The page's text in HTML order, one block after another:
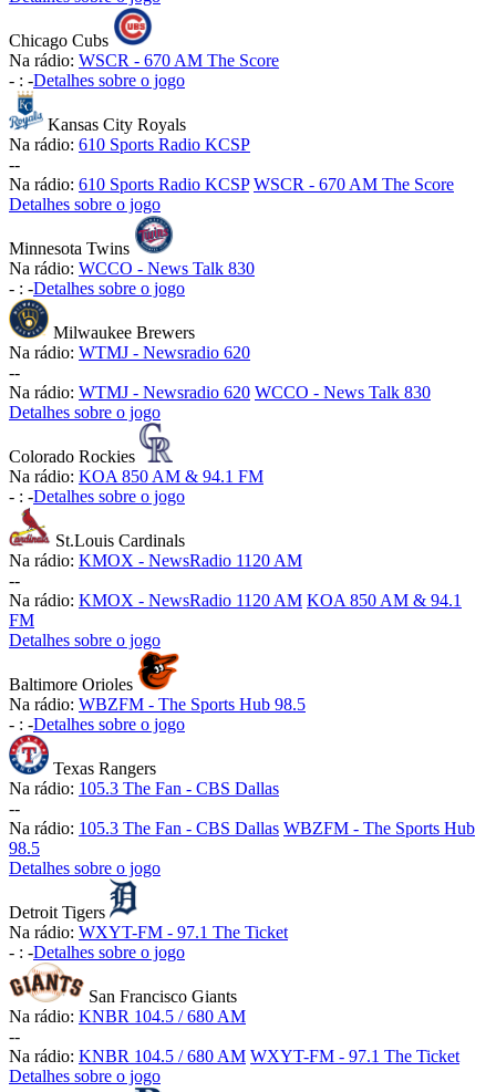
Chicago Cubs
Na rádio: WSCR - 670 AM The Score
- : -Detalhes sobre o jogo
Kansas City Royals
Na rádio: 610 Sports Radio KCSP
--
Na rádio: 610 Sports Radio KCSP WSCR - 670 AM The Score
Detalhes sobre o jogo
Minnesota Twins
Na rádio: WCCO - News Talk 830
- : -Detalhes sobre o jogo
Milwaukee Brewers
Na rádio: WTMJ - Newsradio 620
--
Na rádio: WTMJ - Newsradio 620 WCCO - News Talk 830
Detalhes sobre o jogo
Colorado Rockies
Na rádio: KOA 850 AM & 94.1 FM
- : -Detalhes sobre o jogo
St.Louis Cardinals
Na rádio: KMOX - NewsRadio 1120 AM
--
Na rádio: KMOX - NewsRadio 1120 AM KOA 850 AM & 94.1
FM
Detalhes sobre o jogo
Baltimore Orioles
Na rádio: WBZFM - The Sports Hub 98.5
- : -Detalhes sobre o jogo
Texas Rangers
Na rádio: 105.3 The Fan - CBS Dallas
--
Na rádio: 105.3 The Fan - CBS Dallas WBZFM - The Sports Hub
98.5
Detalhes sobre o jogo
Detroit Tigers
Na rádio: WXYT-FM - 97.1 The Ticket
- : -Detalhes sobre o jogo
San Francisco Giants
Na rádio: KNBR 104.5 / 680 AM
--
Na rádio: KNBR 104.5 / 680 AM WXYT-FM - 97.1 The Ticket
Detalhes sobre o jogo